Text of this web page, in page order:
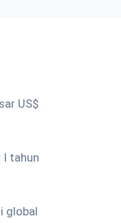
US$
I tahun
global